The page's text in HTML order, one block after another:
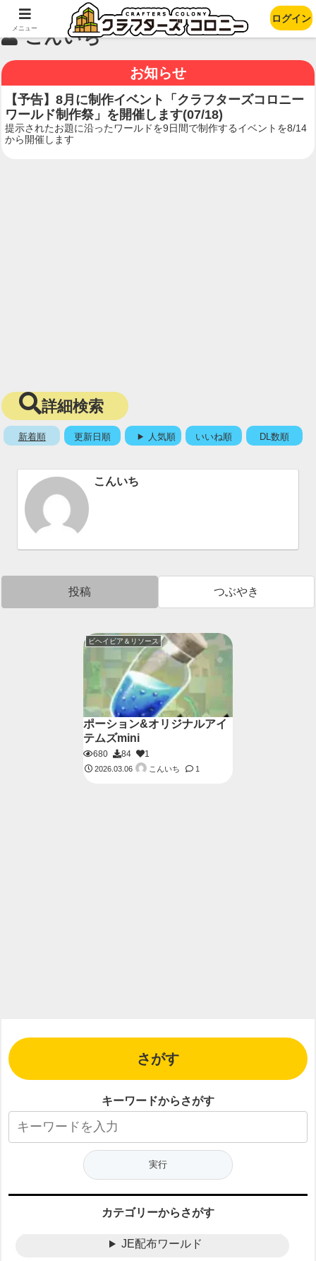
こんいち
お知らせ
【予告】8月に制作イベント「クラフターズコロニー
ワールド制作祭」を開催します(07/18)
提示されたお題に沿ったワールドを9日間で制作するイベントを8/14
から開催します
詳細検索
新着順 更新日順 人気順 いいね順 DL数順
こんいち
投稿 つぶやき
ビヘイビア＆リソース
ポーション&オリジナルアイ
テムズmini
680 84 1
2026.03.06 こんいち 1
さがす
キーワードからさがす
カテゴリーからさがす
JE配布ワールド
メニュー
ログイン